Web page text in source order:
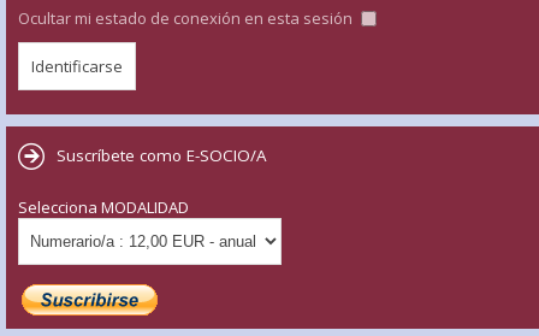
Ocultar mi estado de conexión en esta sesión
Suscríbete como E-SOCIO/A
Selecciona MODALIDAD